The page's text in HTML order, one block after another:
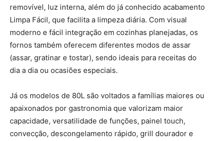
removível, luz interna, além do já conhecido acabamento
Limpa Fácil, que facilita a limpeza diária. Com visual
moderno e fácil integração em cozinhas planejadas, os
fornos também oferecem diferentes modos de assar
(assar, gratinar e tostar), sendo ideais para receitas do
dia a dia ou ocasiões especiais.
Já os modelos de 80L são voltados a famílias maiores ou
apaixonados por gastronomia que valorizam maior
capacidade, versatilidade de funções, painel touch,
convecção, descongelamento rápido, grill dourador e